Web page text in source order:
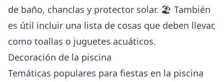
de baño, chanclas y protector solar. 🏖️ También
es útil incluir una lista de cosas que deben llevar,
como toallas o juguetes acuáticos.
Decoración de la piscina
Temáticas populares para fiestas en la piscina